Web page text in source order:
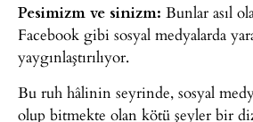
Pesimizm ve sinizm: Bunlar asıl
Facebook gibi sosyal medyalarda
yaygınlaştırılıyor.
Bu ruh hâlinin seyrinde, sosyal
olup bitmekte olan kötü şeyler bir